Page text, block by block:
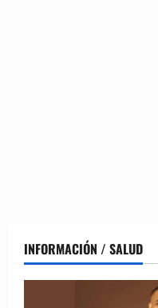
INFORMACIÓN / SALUD